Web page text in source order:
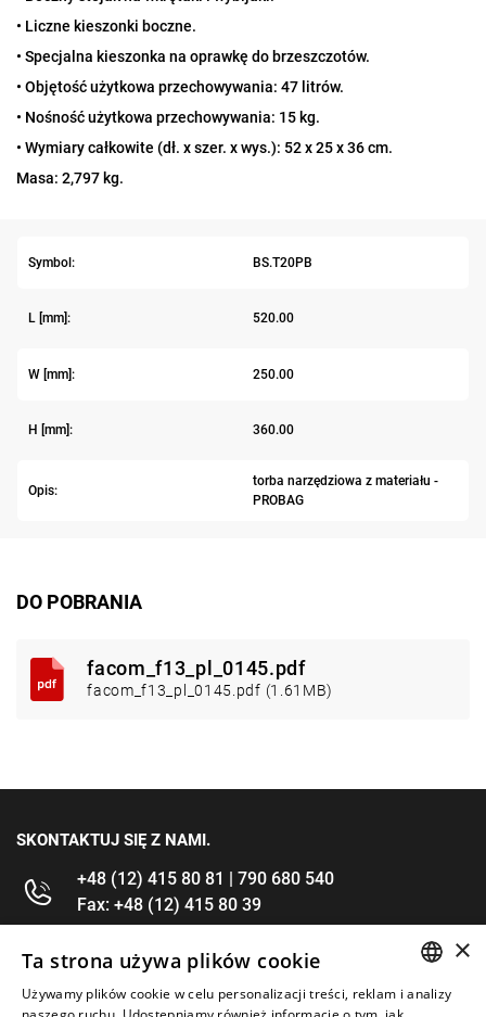
• Liczne kieszonki boczne.
• Specjalna kieszonka na oprawkę do brzeszczotów.
• Objętość użytkowa przechowywania: 47 litrów.
• Nośność użytkowa przechowywania: 15 kg.
• Wymiary całkowite (dł. x szer. x wys.): 52 x 25 x 36 cm.
Masa: 2,797 kg.
Symbol: BS.T20PB
L [mm]: 520.00
W [mm]: 250.00
H [mm]: 360.00
Opis:
torba narzędziowa z materiału -
PROBAG
DO POBRANIA
facom_f13_pl_0145.pdf
facom_f13_pl_0145.pdf (1.61MB)
SKONTAKTUJ SIĘ Z NAMI.
+48 (12) 415 80 81 | 790 680 540
Fax: +48 (12) 415 80 39
kontakt@im-narzedzia.pl
INFORMACJE
×
Ta strona używa plików cookie
Używamy plików cookie w celu personalizacji treści, reklam i analizy